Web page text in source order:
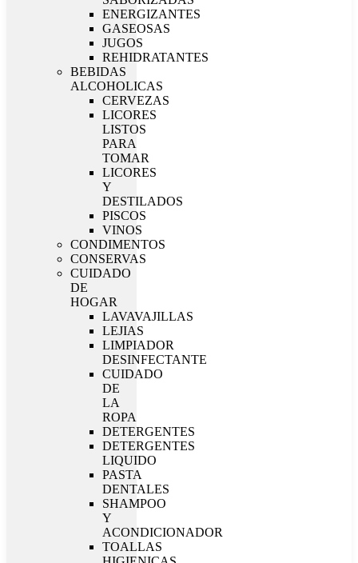
ENERGIZANTES
GASEOSAS
JUGOS
REHIDRATANTES
BEBIDAS
ALCOHOLICAS
CERVEZAS
LICORES
LISTOS
PARA
TOMAR
LICORES
Y
DESTILADOS
PISCOS
VINOS
CONDIMENTOS
CONSERVAS
CUIDADO
DE
HOGAR
LAVAVAJILLAS
LEJIAS
LIMPIADOR
DESINFECTANTE
CUIDADO
DE
LA
ROPA
DETERGENTES
DETERGENTES
LIQUIDO
PASTA
DENTALES
SHAMPOO
Y
ACONDICIONADOR
TOALLAS